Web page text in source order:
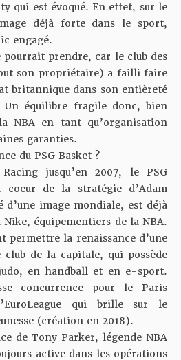
qui est évoqué. En effet, sur le
déjà forte dans le sport,
engagé.
pourrait prendre, car le club des
son propriétaire) a failli faire
britannique dans son entièreté
équilibre fragile donc, bien
NBA en tant qu’organisation
garanties.
du PSG Basket ?
jusqu’en 2007, le PSG
de la stratégie d’Adam
d’une image mondiale, est déjà
équipementiers de la NBA.
permettre la renaissance d’une
de la capitale, qui possède
en handball et en e-sport.
concurrence pour le Paris
qui brille sur le
(création en 2018).
de Tony Parker, légende NBA
active dans les opérations